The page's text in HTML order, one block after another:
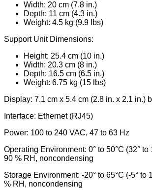
Width: 20 cm (7.8 in.)
Depth: 11 cm (4.3 in.)
Weight: 4.5 kg (9.9 lbs)
Support Unit Dimensions:
Height: 25.4 cm (10 in.)
Width: 20.3 cm (8 in.)
Depth: 16.5 cm (6.5 in.)
Weight: 6.75 kg (15 lbs)
Display: 7.1 cm x 5.4 cm (2.8 in. x 2.1 in.)
Interface: Ethernet (RJ45)
Power: 100 to 240 VAC, 47 to 63 Hz
Operating Environment: 0° to 50°C (32° to
90 % RH, noncondensing
Storage Environment: -20° to 65°C (-5° to
% RH, noncondensing